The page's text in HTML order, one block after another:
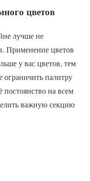
цветов
лучше не
Применение цветов
у вас цветов, тем
ограничить палитру
постоянство на всем
важную секцию